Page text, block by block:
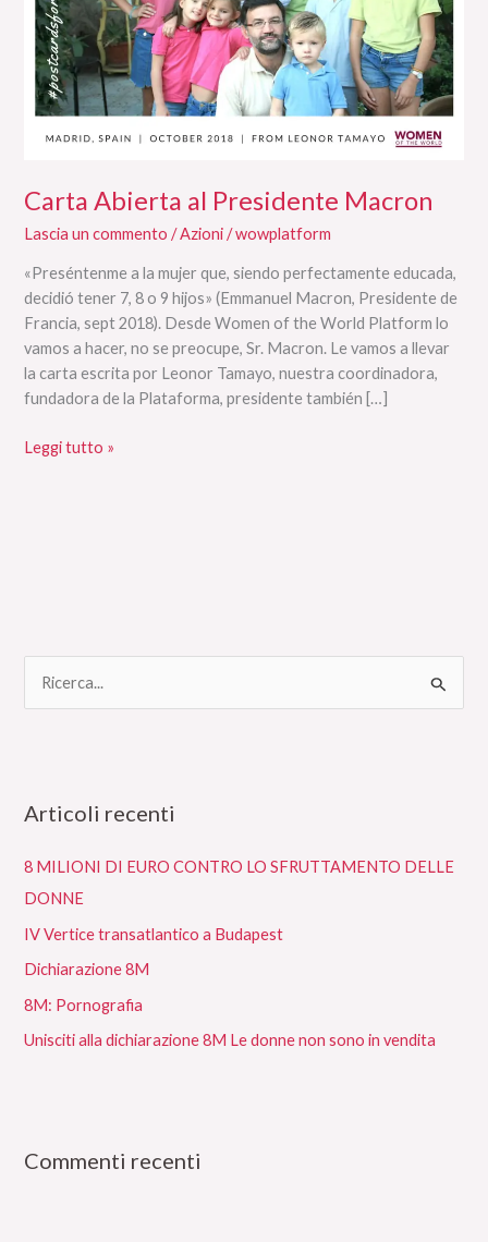
Carta Abierta al Presidente Macron
Lascia un commento /Azioni/wowplatform
«Preséntenme a la mujer que, siendo perfectamente educada,
decidió tener 7, 8 o 9 hijos» (Emmanuel Macron, Presidente de
Francia, sept 2018). Desde Women of the World Platform lo
vamos a hacer, no se preocupe, Sr. Macron. Le vamos a llevar
la carta escrita por Leonor Tamayo, nuestra coordinadora,
fundadora de la Plataforma, presidente también […]
Leggi tutto »
a
Articoli recenti
8 MILIONI DI EURO CONTRO LO SFRUTTAMENTO DELLE
DONNE
IV Vertice transatlantico a Budapest
Dichiarazione 8M
8M: Pornografia
Unisciti alla dichiarazione 8M Le donne non sono in vendita
Commenti recenti